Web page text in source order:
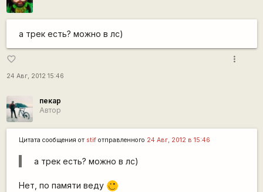
а трек есть? можно в лс)
favorite_border
24 Авг, 2012 15:46
more_vert
пекар
Автор
Цитата сообщения от stifотправленного 24 Авг, 2012 в 15:46
а трек есть? можно в лс)
Нет, по памяти веду ;)